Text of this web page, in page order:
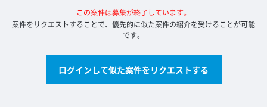
この案件は募集が終了しています。
案件をリクエストすることで、優先的に似た案件の紹介を受けることが可能
です。
ログインして似た案件をリクエストする